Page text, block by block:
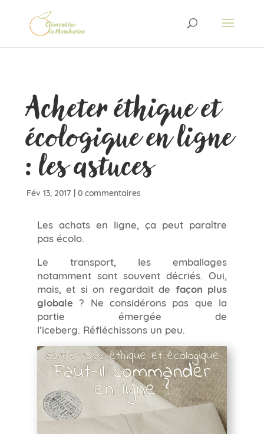
Acheter éthique et
écologique en ligne
: les astuces
Fév 13, 2017 | 0 commentaires
Les achats en ligne, ça peut paraître
pas écolo.
Le transport, les emballages
notamment sont souvent décriés. Oui,
mais, et si on regardait de façon plus
globale ? Ne considérons pas que la
partie émergée de
l’iceberg. Réfléchissons un peu.